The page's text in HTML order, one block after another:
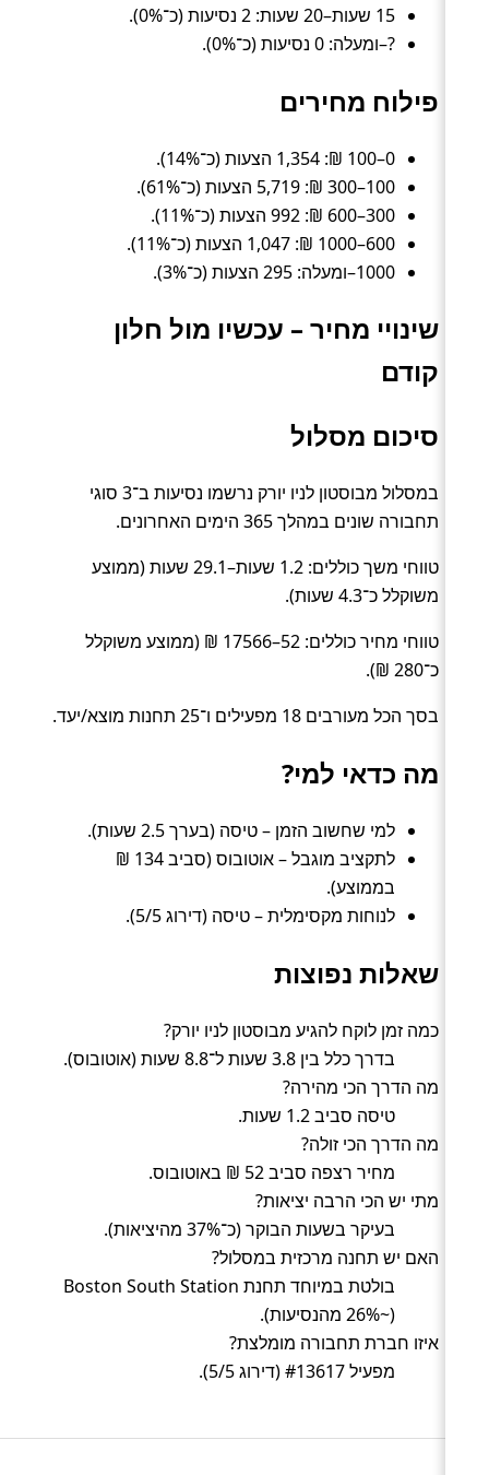
15 שעות–20 שעות: 2 נסיעות (כ־0%).
?–ומעלה: 0 נסיעות (כ־0%).
פילוח מחירים
0–100 ₪: 1,354 הצעות (כ־14%).
100–300 ₪: 5,719 הצעות (כ־61%).
300–600 ₪: 992 הצעות (כ־11%).
600–1000 ₪: 1,047 הצעות (כ־11%).
1000–ומעלה: 295 הצעות (כ־3%).
שינויי מחיר – עכשיו מול חלון
קודם
סיכום מסלול
במסלול מבוסטון לניו יורק נרשמו נסיעות ב־3 סוגי
תחבורה שונים במהלך 365 הימים האחרונים.
טווחי משך כוללים: 1.2 שעות–29.1 שעות (ממוצע
משוקלל כ־4.3 שעות).
טווחי מחיר כוללים: 52–17566 ₪ (ממוצע משוקלל
כ־280 ₪).
בסך הכל מעורבים 18 מפעילים ו־25 תחנות מוצא/יעד.
מה כדאי למי?
למי שחשוב הזמן – טיסה (בערך 2.5 שעות).
לתקציב מוגבל – אוטובוס (סביב 134 ₪
בממוצע).
לנוחות מקסימלית – טיסה (דירוג 5/5).
שאלות נפוצות
כמה זמן לוקח להגיע מבוסטון לניו יורק?
בדרך כלל בין 3.8 שעות ל־8.8 שעות (אוטובוס).
מה הדרך הכי מהירה?
טיסה סביב 1.2 שעות.
מה הדרך הכי זולה?
מחיר רצפה סביב 52 ₪ באוטובוס.
מתי יש הכי הרבה יציאות?
בעיקר בשעות הבוקר (כ־37% מהיציאות).
האם יש תחנה מרכזית במסלול?
בולטת במיוחד תחנת Boston South Station
(~26% מהנסיעות).
איזו חברת תחבורה מומלצת?
מפעיל #13617 (דירוג 5/5).